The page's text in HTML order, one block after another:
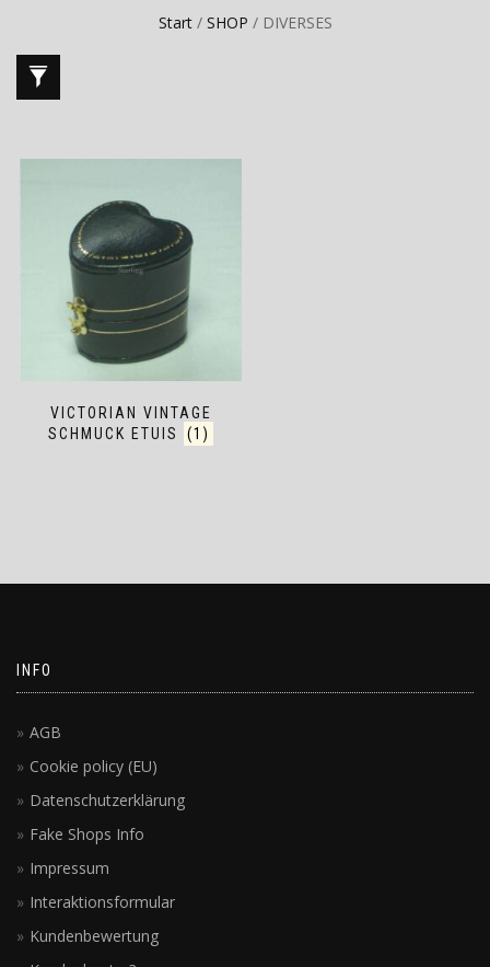
Start/ SHOP / DIVERSES
VICTORIAN VINTAGE
SCHMUCK ETUIS
(1)
INFO
AGB
Cookie policy (EU)
Datenschutzerklärung
Fake Shops Info
Impressum
Interaktionsformular
Kundenbewertung